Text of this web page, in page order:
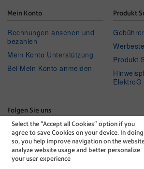
Select the “Accept all Cookies” option if you
agree to save Cookies on your device. In doing
so, you help improve navigation on the
analyze website usage and better personalize
your user experience
Mein Konto
Rechnungen ansehen und
bezahlen
Mein Konto Unterstützung
Bei Mein Konto anmelden
Produkt
Produkt
ElektroG
Folgen Sie uns
Facebook
LinkedinTwitterYoutube